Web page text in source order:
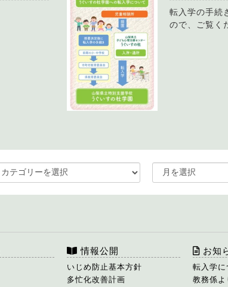
転入学の手続
ので、ご覧く
情報公開
いじめ防止基本方針
多忙化改善計画
お知
転入学に
教務係よ